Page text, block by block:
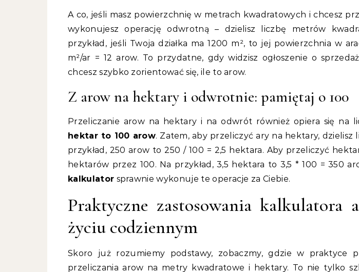
A co, jeśli masz powierzchnię w metrach kwadratowych i chcesz
wykonujesz operację odwrotną – dzielisz liczbę metrów
przykład, jeśli Twoja działka ma 1200 m², to jej powierzchnia w
m²/ar = 12 arow. To przydatne, gdy widzisz ogłoszenie o
chcesz szybko zorientować się, ile to arow.
Z arow na hektary i odwrotnie: pamiętaj o 100
Przeliczanie arow na hektary i na odwrót również opiera się na
hektar to 100 arow. Zatem, aby przeliczyć ary na hektary, dzielisz
przykład, 250 arow to 250 / 100 = 2,5 hektara. Aby przeliczyć
hektarów przez 100. Na przykład, 3,5 hektara to 3,5 * 100 = 350
kalkulator sprawnie wykonuje te operacje za Ciebie.
Praktyczne zastosowania kalkulatora
życiu codziennym
Skoro już rozumiemy podstawy, zobaczmy, gdzie w praktyce
przeliczania arow na metry kwadratowe i hektary. To nie tylko